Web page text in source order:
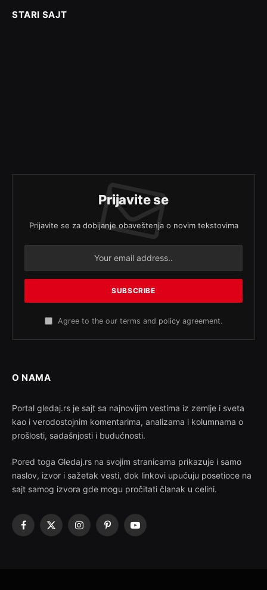
STARI SAJT
Prijavite se
Prijavite se za dobijanje obaveštenja o novim tekstovima
Agree to the our terms and policy agreement.
O NAMA
Portal gledaj.rs je sajt sa najnovijim vestima iz zemlje i sveta
kao i verodostojnim komentarima, analizama i kolumnama o
prošlosti, sadašnjosti i budućnosti.
Pored toga Gledaj.rs na svojim stranicama prikazuje i samo
naslov, izvor i sažetak vesti, dok linkovi upućuju posetioce na
sajt samog izvora gde mogu pročitati članak u celini.
Facebook
X
InstagramPinterestYouTube